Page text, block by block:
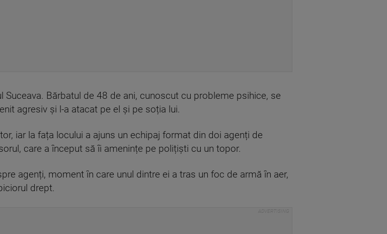
Suceava. Bărbatul de 48 de ani, cunoscut cu probleme psihice, se
agresiv și l-a atacat pe el și pe soția lui.
iar la fața locului a ajuns un echipaj format din doi agenți de
care a început să îi amenințe pe polițiști cu un topor.
agenți, moment în care unul dintre ei a tras un foc de armă în aer,
drept.